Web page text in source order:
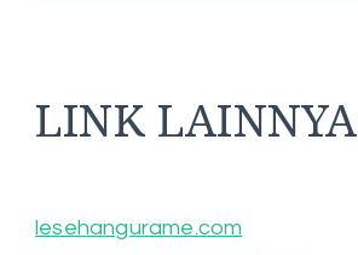
LINK LAINNYA
lesehangurame.com